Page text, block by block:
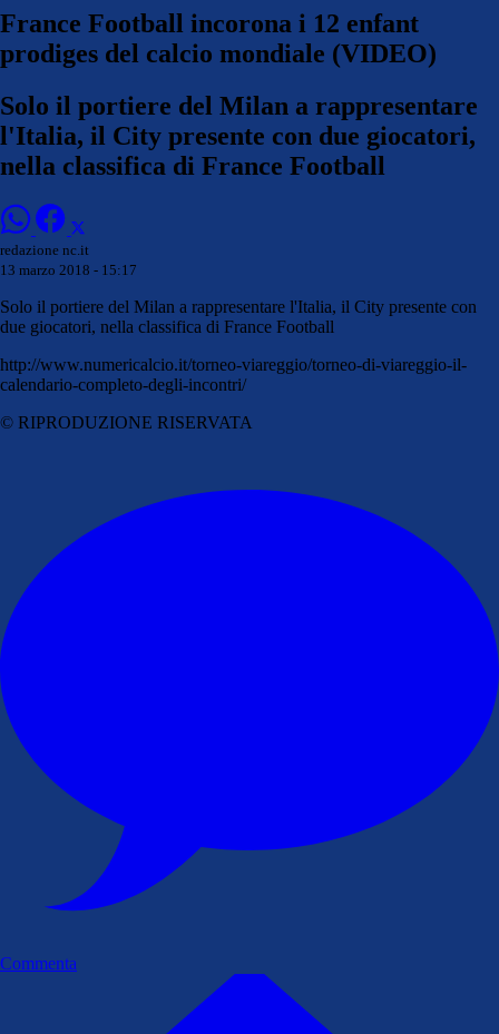
France Football incorona i 12 enfant
prodiges del calcio mondiale (VIDEO)
Solo il portiere del Milan a rappresentare
l'Italia, il City presente con due giocatori,
nella classifica di France Football
redazione nc.it
13 marzo 2018 - 15:17
Solo il portiere del Milan a rappresentare l'Italia, il City presente con
due giocatori, nella classifica di France Football
http://www.numericalcio.it/torneo-viareggio/torneo-di-viareggio-il-
calendario-completo-degli-incontri/
© RIPRODUZIONE RISERVATA
Commenta